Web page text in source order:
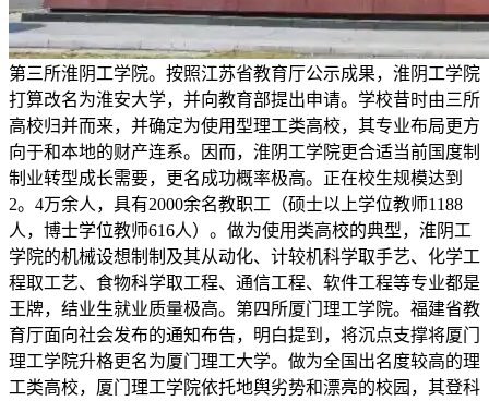
第三所淮阴工学院。按照江苏省教育厅公示成果，淮阴工学院
打算改名为淮安大学，并向教育部提出申请。学校昔时由三所
高校归并而来，并确定为使用型理工类高校，其专业布局更方
向于和本地的财产连系。因而，淮阴工学院更合适当前国度制
制业转型成长需要，更名成功概率极高。正在校生规模达到
2。4万余人，具有2000余名教职工（硕士以上学位教师1188
人，博士学位教师616人）。做为使用类高校的典型，淮阴工
学院的机械设想制制及其从动化、计较机科学取手艺、化学工
程取工艺、食物科学取工程、通信工程、软件工程等专业都是
王牌，结业生就业质量极高。第四所厦门理工学院。福建省教
育厅面向社会发布的通知布告，明白提到，将沉点支撑将厦门
理工学院升格更名为厦门理工大学。做为全国出名度较高的理
工类高校，厦门理工学院依托地舆劣势和漂亮的校园，其登科